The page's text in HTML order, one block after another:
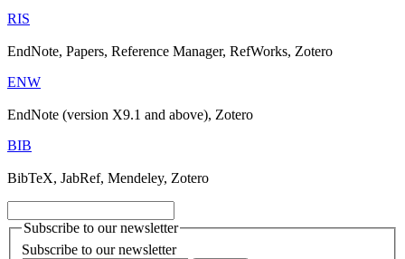
RIS
EndNote, Papers, Reference Manager, RefWorks, Zotero
ENW
EndNote (version X9.1 and above), Zotero
BIB
BibTeX, JabRef, Mendeley, Zotero
Subscribe to our newsletter
Subscribe to our newsletter